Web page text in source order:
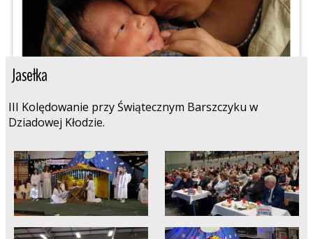
Jasełka
III Kolędowanie przy Świątecznym Barszczyku w
Dziadowej Kłodzie.